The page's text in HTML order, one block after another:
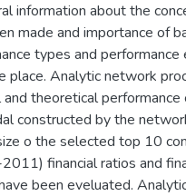
information about the
made ​​and importance of
types and performance
place. Analytic network
theoretical performance
constructed by the
o the selected top 10
financial ratios and
been eveluated.